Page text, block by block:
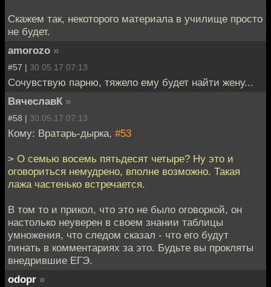
Скажем так, некоторого материала в училище просто
не будет.
amorozo »
#57 | 30.05.17 07:13
Сочувствую парню, тяжело ему будет найти жену...
ВячеславК »
#58 | 30.05.17 07:13
Кому: Вратарь-дырка, #53
> О семью восемь пятьдесят четыре? Ну это и
оговориться немудрено, вполне возможно. Такая
лажа частенько встречается.
В том то и прикол, что это не было оговоркой, он
настолько неуверен в своем знании таблицы
умножения, что следом сказал - что его будут
пинать в комментариях за это. Будьте вы прокляты
внедрившие ЕГЭ.
odopr »